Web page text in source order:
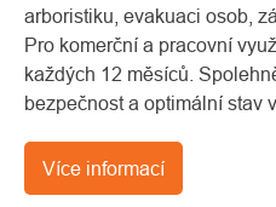
arboristiku, evakuaci osob,
Pro komerční a pracovní
každých 12 měsíců.
bezpečnost a optimální stav
Více informací